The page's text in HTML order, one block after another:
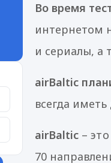
Во время
интернетом
и сериалы, а
airBaltic
всегда
airBaltic –
70